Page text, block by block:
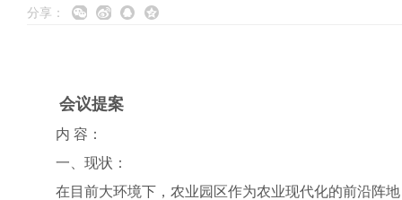
分享：
会议提案
内 容：
一、现状：
在目前大环境下，农业园区作为农业现代化的前沿阵地